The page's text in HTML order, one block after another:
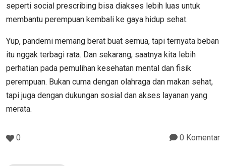
seperti social prescribing bisa diakses lebih luas untuk
membantu perempuan kembali ke gaya hidup sehat.
Yup, pandemi memang berat buat semua, tapi ternyata beban
itu nggak terbagi rata. Dan sekarang, saatnya kita lebih
perhatian pada pemulihan kesehatan mental dan fisik
perempuan. Bukan cuma dengan olahraga dan makan sehat,
tapi juga dengan dukungan sosial dan akses layanan yang
merata.
0 0 Komentar